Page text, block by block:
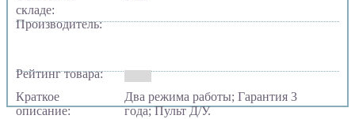
складе:
Производитель:
Рейтинг товара:
Краткое
описание:
Два режима работы; Гарантия 3
года; Пульт Д/У.